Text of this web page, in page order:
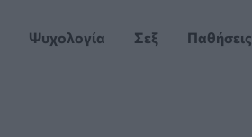
Ψυχολογία Σεξ Παθήσεις